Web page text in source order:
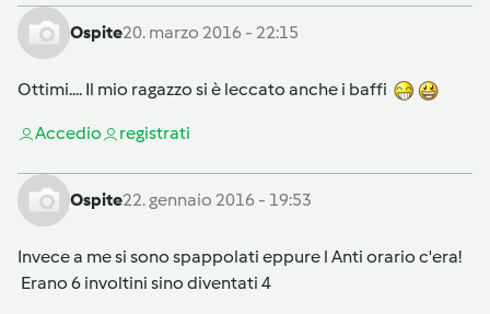
Ospite20. marzo 2016 - 22:15
Ottimi.... Il mio ragazzo si è leccato anche i baffi
Accedio registrati
Ospite22. gennaio 2016 - 19:53
Invece a me si sono spappolati eppure l Anti orario c'era!
Erano 6 involtini sino diventati 4